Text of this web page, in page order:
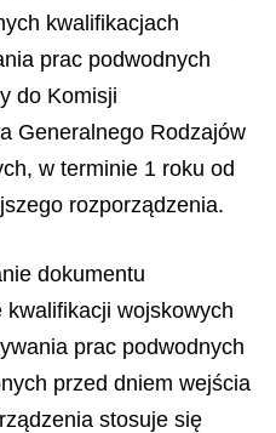
kwalifikacjach
prac podwodnych
do Komisji
Generalnego Rodzajów
w terminie 1 roku od
rozporządzenia.
dokumentu
wojskowych
prac podwodnych
przed dniem wejścia
stosuje się